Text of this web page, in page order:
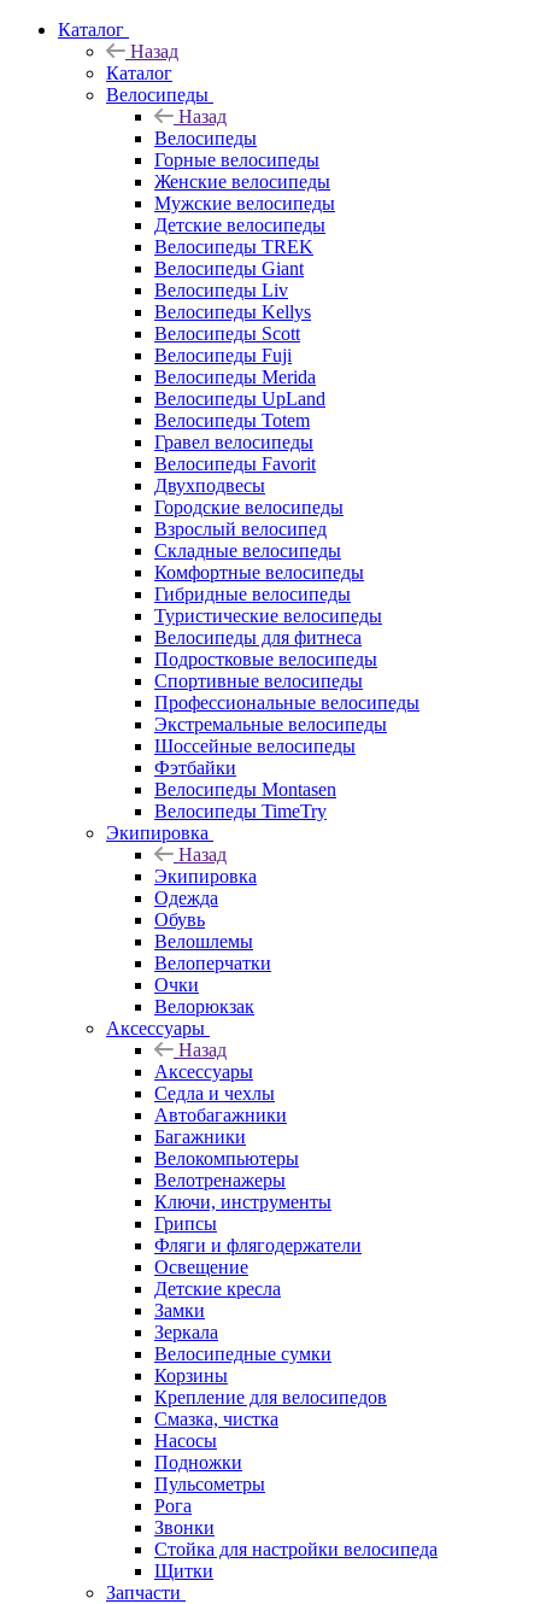
Каталог
Назад
Каталог
Велосипеды
Назад
Велосипеды
Горные велосипеды
Женские велосипеды
Мужские велосипеды
Детские велосипеды
Велосипеды TREK
Велосипеды Giant
Велосипеды Liv
Велосипеды Kellys
Велосипеды Scott
Велосипеды Fuji
Велосипеды Merida
Велосипеды UpLand
Велосипеды Totem
Гравел велосипеды
Велосипеды Favorit
Двухподвесы
Городские велосипеды
Взрослый велосипед
Складные велосипеды
Комфортные велосипеды
Гибридные велосипеды
Туристические велосипеды
Велосипеды для фитнеса
Подростковые велосипеды
Спортивные велосипеды
Профессиональные велосипеды
Экстремальные велосипеды
Шоссейные велосипеды
Фэтбайки
Велосипеды Montasen
Велосипеды TimeTry
Экипировка
Назад
Экипировка
Одежда
Обувь
Велошлемы
Велоперчатки
Очки
Велорюкзак
Аксессуары
Назад
Аксессуары
Седла и чехлы
Автобагажники
Багажники
Велокомпьютеры
Велотренажеры
Ключи, инструменты
Грипсы
Фляги и флягодержатели
Освещение
Детские кресла
Замки
Зеркала
Велосипедные сумки
Корзины
Крепление для велосипедов
Смазка, чистка
Насосы
Подножки
Пульсометры
Рога
Звонки
Стойка для настройки велосипеда
Щитки
Запчасти